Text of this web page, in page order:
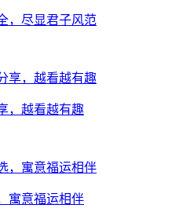
，尽显君子风范
，越看越有趣
寓意福运相伴